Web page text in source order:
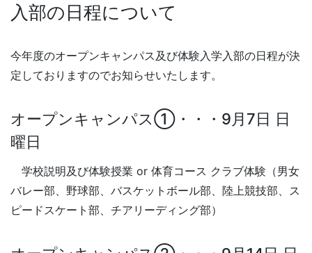
入部の日程について
今年度のオープンキャンパス及び体験入学入部の日程が決
定しておりますのでお知らせいたします。
オープンキャンパス①・・・9月7日 日
曜日
学校説明及び体験授業 or 体育コース クラブ体験（男女
バレー部、野球部、バスケットボール部、陸上競技部、ス
ピードスケート部、チアリーディング部）